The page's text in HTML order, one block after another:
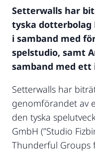
Setterwalls har
tyska dotterbolag
i samband med
spelstudio, samt
samband med
Setterwalls har
genomförandet av
den tyska
GmbH (”Studio
Thunderful Groups